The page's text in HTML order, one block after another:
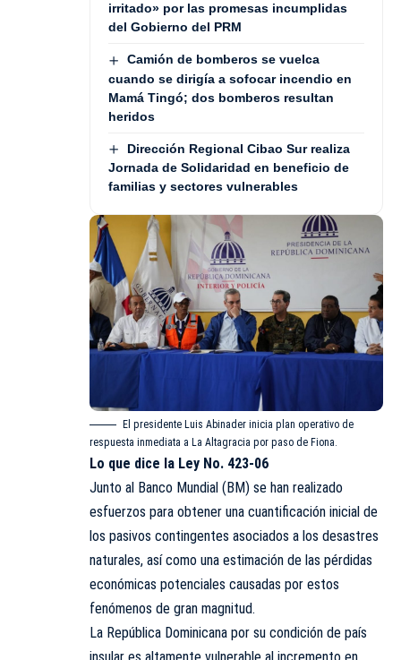
irritado» por las promesas incumplidas
del Gobierno del PRM
Camión de bomberos se vuelca
cuando se dirigía a sofocar incendio en
Mamá Tingó; dos bomberos resultan
heridos
Dirección Regional Cibao Sur realiza
Jornada de Solidaridad en beneficio de
familias y sectores vulnerables
El presidente Luis Abinader inicia plan operativo de
respuesta inmediata a La Altagracia por paso de Fiona.
Lo que dice la Ley No. 423-06
Junto al Banco Mundial (BM) se han realizado
esfuerzos para obtener una cuantificación inicial de
los pasivos contingentes asociados a los desastres
naturales, así como una estimación de las pérdidas
económicas potenciales causadas por estos
fenómenos de gran magnitud.
La República Dominicana por su condición de país
insular es altamente vulnerable al incremento en